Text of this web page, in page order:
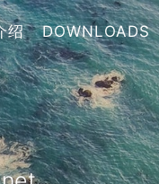
绍 DOWNLOADS